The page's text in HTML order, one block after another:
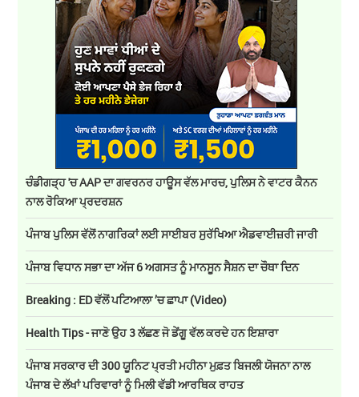
ਚੰਡੀਗੜ੍ਹ 'ਚ AAP ਦਾ ਗਵਰਨਰ ਹਾਊਸ ਵੱਲ ਮਾਰਚ, ਪੁਲਿਸ ਨੇ ਵਾਟਰ ਕੈਨਨ
ਨਾਲ ਰੋਕਿਆ ਪ੍ਰਦਰਸ਼ਨ
ਪੰਜਾਬ ਪੁਲਿਸ ਵੱਲੋਂ ਨਾਗਰਿਕਾਂ ਲਈ ਸਾਈਬਰ ਸੁਰੱਖਿਆ ਐਡਵਾਈਜ਼ਰੀ ਜਾਰੀ
ਪੰਜਾਬ ਵਿਧਾਨ ਸਭਾ ਦਾ ਅੱਜ 6 ਅਗਸਤ ਨੂੰ ਮਾਨਸੂਨ ਸੈਸ਼ਨ ਦਾ ਚੌਥਾ ਦਿਨ
Breaking : ED ਵੱਲੋਂ ਪਟਿਆਲਾ ’ਚ ਛਾਪਾ (Video)
Health Tips - ਜਾਣੋ ਉਹ 3 ਲੱਛਣ ਜੋ ਡੇਂਗੂ ਵੱਲ ਕਰਦੇ ਹਨ ਇਸ਼ਾਰਾ
ਪੰਜਾਬ ਸਰਕਾਰ ਦੀ 300 ਯੂਨਿਟ ਪ੍ਰਤੀ ਮਹੀਨਾ ਮੁਫ਼ਤ ਬਿਜਲੀ ਯੋਜਨਾ ਨਾਲ
ਪੰਜਾਬ ਦੇ ਲੱਖਾਂ ਪਰਿਵਾਰਾਂ ਨੂੰ ਮਿਲੀ ਵੱਡੀ ਆਰਥਿਕ ਰਾਹਤ